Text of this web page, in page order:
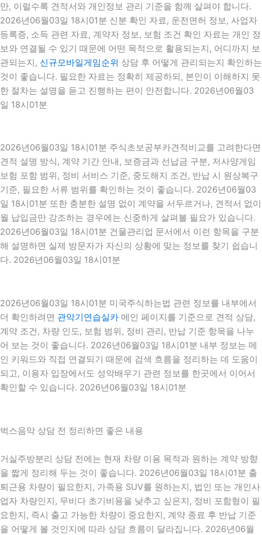
만, 이럴수록 견적서와 개인정보 관리 기준을 함께 살펴야 합니다.
2026년06월03일 18시01분 신분 확인 자료, 운전면허 정보, 사업자
등록증, 소득 관련 자료, 계약자 정보, 보험 조건 확인 자료는 개인 정
보와 연결될 수 있기 때문에 어떤 목적으로 활용되는지, 어디까지 보
관되는지, 신규모바일게임순위 상담 후 어떻게 관리되는지 확인하는
것이 좋습니다. 필요한 자료는 정확히 제공하되, 본인이 이해하지 못
한 절차는 설명을 듣고 진행하는 편이 안전합니다. 2026년06월03
일 18시01분
2026년06월03일 18시01분 주식초보공부카견적비교를 고려한다면
견적 설명 방식, 계약 기간 안내, 보증금과 선납금 구분, 저사양게임
보험 포함 범위, 정비 서비스 기준, 중도해지 조건, 반납 시 원상복구
기준, 필요한 서류 범위를 확인하는 것이 좋습니다. 2026년06월03
일 18시01분 또한 충분한 설명 없이 계약을 서두르거나, 견적서 없이
월 납입금만 강조하는 경우에는 신중하게 살펴볼 필요가 있습니다.
2026년06월03일 18시01분 건물관리업 문서에서 이런 항목을 구분
해 설명하면 실제 방문자가 자신의 상황에 맞는 정보를 찾기 쉽습니
다. 2026년06월03일 18시01분
2026년06월03일 18시01분 미국주식하는법 관련 정보를 내부에서
더 확인하려면 관악기연습실카 메인 페이지를 기준으로 견적 상담,
계약 조건, 차량 인도, 보험 범위, 정비 관리, 반납 기준 항목을 나누
어 보는 것이 좋습니다. 2026년06월03일 18시01분 내부 정보는 메
인 키워드와 직접 연결되기 때문에 검색 흐름을 정리하는 데 도움이
되고, 이용자 입장에서도 성악배우기 관련 정보를 한곳에서 이어서
확인할 수 있습니다. 2026년06월03일 18시01분
벅스음악 상담 전 정리하면 좋은 내용
거실주방분리 상담 전에는 현재 차량 이용 목적과 원하는 계약 방향
을 짧게 정리해 두는 것이 좋습니다. 2026년06월03일 18시01분 출
퇴근용 차량이 필요한지, 가족용 SUV를 원하는지, 법인 또는 개인사
업자 차량인지, 무비다 초기비용을 낮추고 싶은지, 정비 포함형이 필
요한지, 즉시 출고 가능한 차량이 중요한지, 계약 종료 후 반납 기준
을 어떻게 볼 것인지에 따라 상담 흐름이 달라집니다. 2026년06월